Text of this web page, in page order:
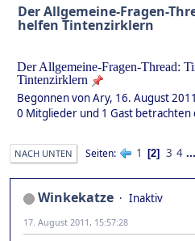
Der Allgemeine-Fragen-
helfen Tintenzirklern
Der Allgemeine-Fragen-Thread:
Tintenzirklern
Begonnen von Ary, 16. August
0 Mitglieder und 1 Gast betrachten
NACH UNTEN Seiten 1 2 3 4 ...
Winkekatze
Inaktiv
17. August 2011, 15:57:28